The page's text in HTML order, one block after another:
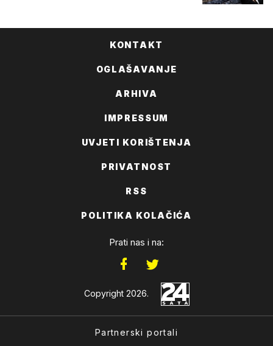
KONTAKT
OGLAŠAVANJE
ARHIVA
IMPRESSUM
UVJETI KORIŠTENJA
PRIVATNOST
RSS
POLITIKA KOLAČIĆA
Prati nas i na:
Copyright 2026.
Partnerski portali